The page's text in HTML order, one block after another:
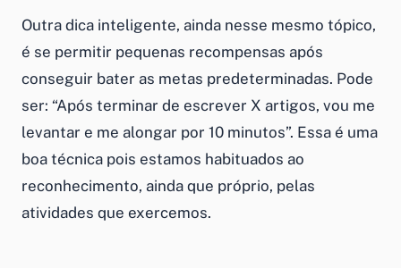
Outra dica inteligente, ainda nesse mesmo tópico,
é se permitir pequenas recompensas após
conseguir bater as metas predeterminadas. Pode
ser: “Após terminar de escrever X artigos, vou me
levantar e me alongar por 10 minutos”. Essa é uma
boa técnica pois estamos habituados ao
reconhecimento, ainda que próprio, pelas
atividades que exercemos.